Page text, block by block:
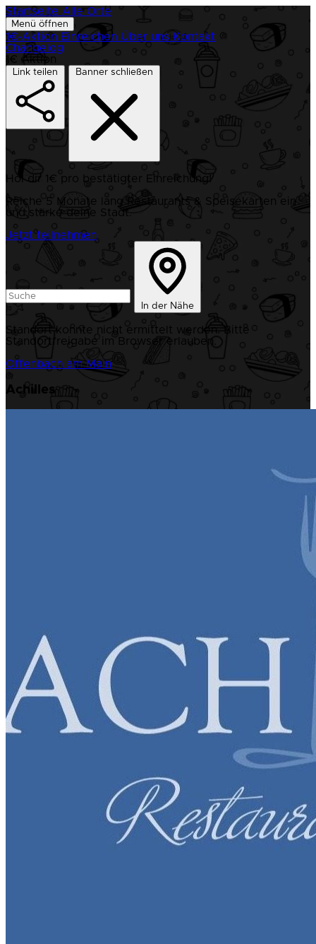
Startseite Alle Orte
Menü öffnen
1€-Aktion Einreichen Über uns Kontakt
Changelog
1€ Aktion
Link teilen Banner schließen
Hol dir 1€ pro bestätigter Einreichung!
Reiche 5 Monate lang Restaurants & Speisekarten ein
und stärke deine Stadt.
Jetzt teilnehmen
In der Nähe
Standort konnte nicht ermittelt werden. Bitte
Standortfreigabe im Browser erlauben.
Offenbach am Main
Achilles